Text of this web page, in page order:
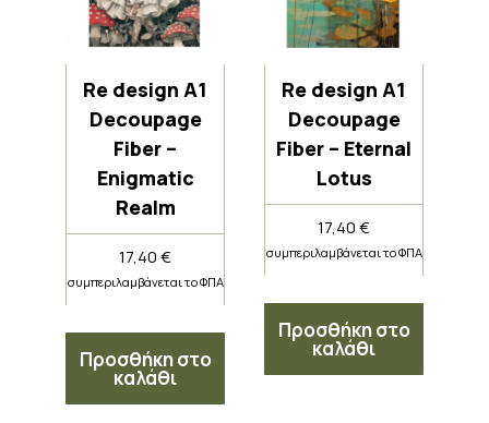
Re design A1
Decoupage
Fiber –
Enigmatic
Realm
17,40€
συμπεριλαμβάνεται το ΦΠΑ
Προσθήκη στο
καλάθι
Re design A1
Decoupage
Fiber – Eternal
Lotus
17,40€
συμπεριλαμβάνεται το ΦΠΑ
Προσθήκη στο
καλάθι